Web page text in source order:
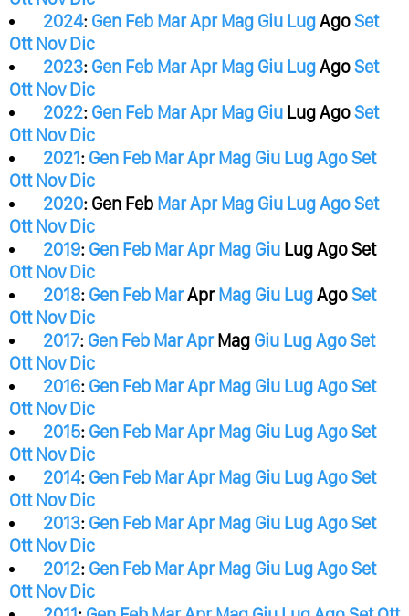
2024: Gen Feb MarApr Mag Giu LugAgoSet
Ott Nov Dic
2023: Gen Feb MarApr Mag Giu LugAgoSet
Ott Nov Dic
2022: Gen Feb MarApr Mag Giu LugAgoSet
Ott Nov Dic
2021: Gen Feb MarApr Mag Giu LugAgoSet
Ott Nov Dic
2020: Gen Feb MarApr Mag Giu LugAgoSet
Ott Nov Dic
2019: Gen Feb MarApr Mag Giu LugAgoSet
Ott Nov Dic
2018: Gen Feb MarApr Mag Giu LugAgoSet
Ott Nov Dic
2017: Gen Feb MarApr Mag Giu LugAgoSet
Ott Nov Dic
2016: Gen Feb MarApr Mag Giu LugAgoSet
Ott Nov Dic
2015: Gen Feb MarApr Mag Giu LugAgoSet
Ott Nov Dic
2014: Gen Feb MarApr Mag Giu LugAgoSet
Ott Nov Dic
2013: Gen Feb MarApr Mag Giu LugAgoSet
Ott Nov Dic
2012: Gen Feb MarApr Mag Giu LugAgoSet
Ott Nov Dic